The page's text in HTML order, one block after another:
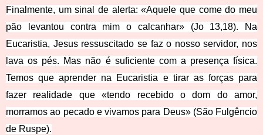
Finalmente, um sinal de alerta: «Aquele que come do meu
pão levantou contra mim o calcanhar» (Jo 13,18). Na
Eucaristia, Jesus ressuscitado se faz o nosso servidor, nos
lava os pés. Mas não é suficiente com a presença física.
Temos que aprender na Eucaristia e tirar as forças para
fazer realidade que «tendo recebido o dom do amor,
morramos ao pecado e vivamos para Deus» (São Fulgêncio
de Ruspe).